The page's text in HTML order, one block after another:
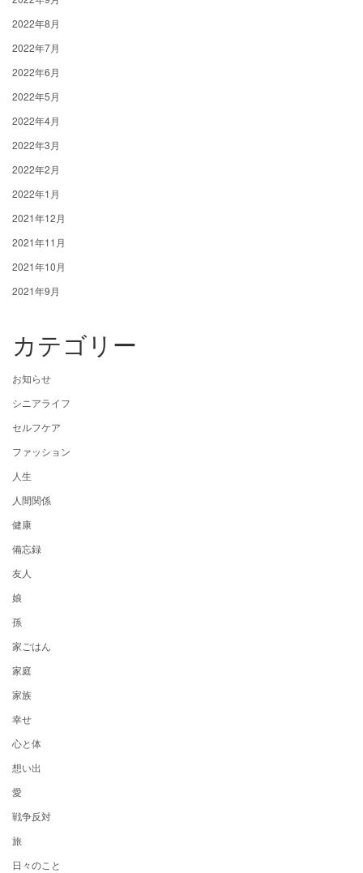
2022年8月
2022年7月
2022年6月
2022年5月
2022年4月
2022年3月
2022年2月
2022年1月
2021年12月
2021年11月
2021年10月
2021年9月
カテゴリー
お知らせ
シニアライフ
セルフケア
ファッション
人生
人間関係
健康
備忘録
友人
娘
孫
家ごはん
家庭
家族
幸せ
心と体
想い出
愛
戦争反対
旅
日々のこと